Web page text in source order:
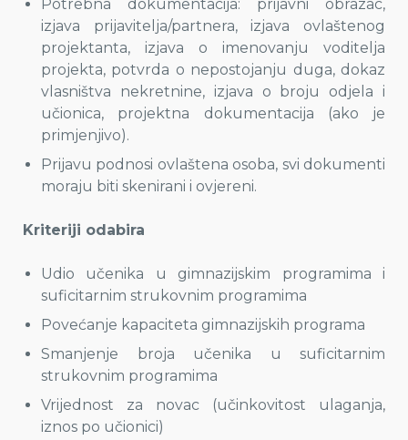
Potrebna dokumentacija: prijavni obrazac,
izjava prijavitelja/partnera, izjava ovlaštenog
projektanta, izjava o imenovanju voditelja
projekta, potvrda o nepostojanju duga, dokaz
vlasništva nekretnine, izjava o broju odjela i
učionica, projektna dokumentacija (ako je
primjenjivo).
Prijavu podnosi ovlaštena osoba, svi dokumenti
moraju biti skenirani i ovjereni.
Kriteriji odabira
Udio učenika u gimnazijskim programima i
suficitarnim strukovnim programima
Povećanje kapaciteta gimnazijskih programa
Smanjenje broja učenika u suficitarnim
strukovnim programima
Vrijednost za novac (učinkovitost ulaganja,
iznos po učionici)